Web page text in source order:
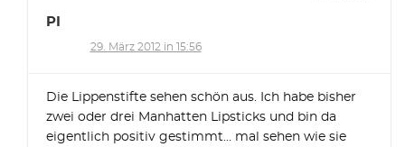
PI
29. März 2012 in 15:56
Die Lippenstifte sehen schön aus. Ich habe bisher
zwei oder drei Manhatten Lipsticks und bin da
eigentlich positiv gestimmt… mal sehen wie sie